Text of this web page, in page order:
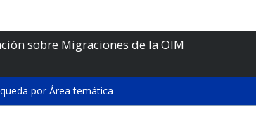
sobre Migraciones de la OIM
por Área temática